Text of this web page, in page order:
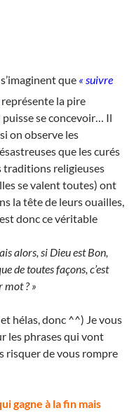
que « suivre
représente la pire
se concevoir… Il
on observe les
que les curés
traditions religieuses
se valent toutes) ont
la tête de leurs ouailles,
donc ce véritable
alors, si Dieu est Bon,
de toutes façons, c’est
mot ? »
hélas, donc ^^) Je vous
les phrases qui vont
risquer de vous rompre
gagne à la fin mais